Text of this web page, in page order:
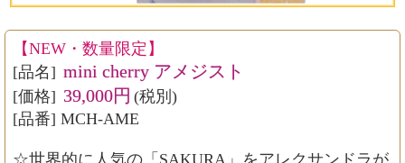
【NEW・数量限定】
[品名] mini cherry アメジスト
[価格] 39,000円 (税別)
[品番] MCH-AME